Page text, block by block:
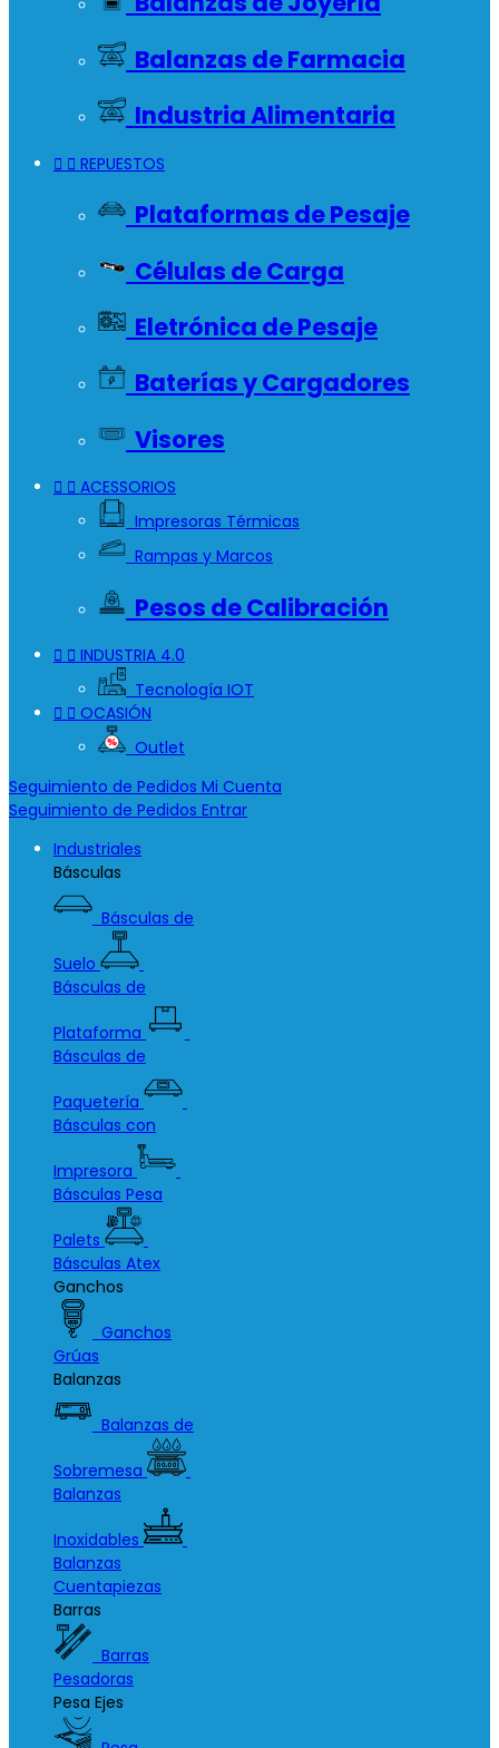
Balanzas de Farmacia
Industria Alimentaria
  REPUESTOS
Plataformas de Pesaje
Células de Carga
Eletrónica de Pesaje
Baterías y Cargadores
Visores
  ACESSORIOS
Impresoras Térmicas
Rampas y Marcos
Pesos de Calibración
  INDUSTRIA 4.0
Tecnología IOT
  OCASIÓN
Outlet
Seguimiento de Pedidos Mi Cuenta
Seguimiento de Pedidos Entrar
Industriales
Básculas
Básculas de
Suelo
Básculas de
Plataforma
Básculas de
Paquetería
Básculas con
Impresora
Básculas Pesa
Palets
Básculas Atex
Ganchos
Ganchos
Grúas
Balanzas
Balanzas de
Sobremesa
Balanzas
Inoxidables
Balanzas
Cuentapiezas
Barras
Barras
Pesadoras
Pesa Ejes